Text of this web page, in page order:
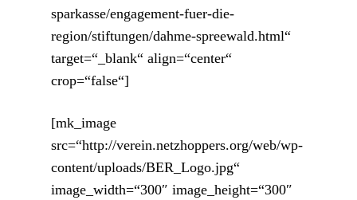
sparkasse/engagement-fuer-die-
region/stiftungen/dahme-spreewald.html“
target=“_blank“ align=“center“
crop=“false“]
[mk_image
src=“http://verein.netzhoppers.org/web/wp-
content/uploads/BER_Logo.jpg“
image_width=“300″ image_height=“300″